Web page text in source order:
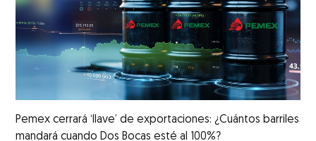
Pemex cerrará ‘llave’ de exportaciones: ¿Cuántos barriles
mandará cuando Dos Bocas esté al 100%?